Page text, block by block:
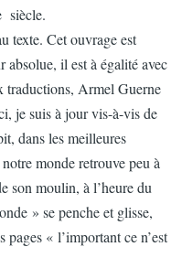
siècle.
texte. Cet ouvrage est
absolue, il est à égalité avec
traductions, Armel Guerne
je suis à jour vis-à-vis de
dans les meilleures
monde retrouve peu à
son moulin, à l’heure du
» se penche et glisse,
« l’important ce n’est